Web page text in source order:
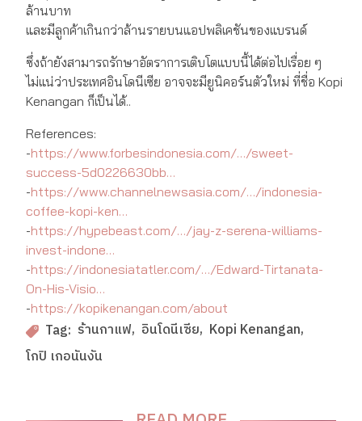
ล้านบาท
และมีลูกค้าเกินกว่าล้านรายบนแอปพลิเคชันของแบรนด์
ซึ่งถ้ายังสามารถรักษาอัตราการเติบโตแบบนี้ได้ต่อไปเรื่อย ๆ
ไม่แน่ว่าประเทศอินโดนีเซีย อาจจะมียูนิคอร์นตัวใหม่ ที่ชื่อ Kopi
Kenangan ก็เป็นได้..
References:
-https://www.forbesindonesia.com/…/sweet-
success-5d0226630bb…
-https://www.channelnewsasia.com/…/indonesia-
coffee-kopi-ken…
-https://hypebeast.com/…/jay-z-serena-williams-
invest-indone…
-https://indonesiatatler.com/…/Edward-Tirtanata-
On-His-Visio…
-https://kopikenangan.com/about
Tag: ร้านกาแฟ อินโดนีเซีย Kopi Kenangan
โกปิ เกอนันงัน